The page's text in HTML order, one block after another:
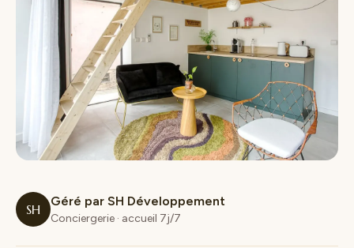
SH
Géré par SH Développement
Conciergerie · accueil 7j/7